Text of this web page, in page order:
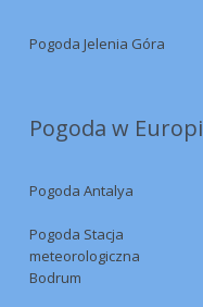
Pogoda Jelenia Góra
Pogoda w
Pogoda Antalya
Pogoda Stacja
meteorologiczna
Bodrum